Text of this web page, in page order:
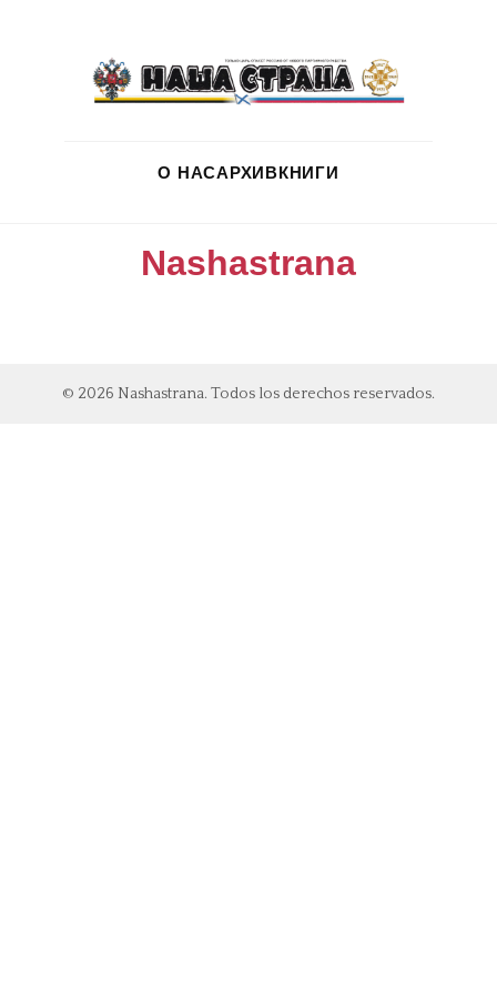
О НАСАРХИВКНИГИ
Nashastrana
© 2026 Nashastrana. Todos los derechos reservados.